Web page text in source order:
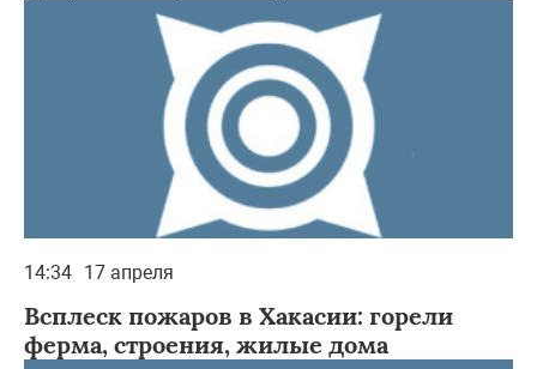
14:34 17 апреля
Всплеск пожаров в Хакасии: горели
ферма, строения, жилые дома